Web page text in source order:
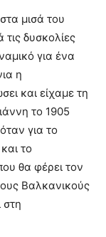
μισά του
δυσκολίες
για ένα
η
και είχαμε τη
το 1905
για το
το
θα φέρει τον
Βαλκανικούς
στη